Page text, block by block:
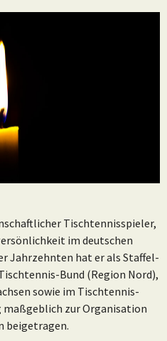
Tischtennisspieler,
im deutschen
Jahrzehnten hat er als Staffel-
Bund (Region Nord),
sowie im Tischtennis-
maßgeblich zur Organisation
beigetragen.